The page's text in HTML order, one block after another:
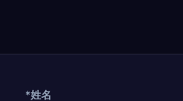
*姓名